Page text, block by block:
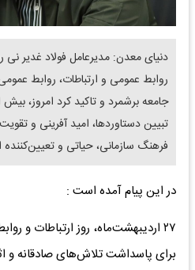
دنیای معدن: مدیرعامل فولاد غدیر نی
روابط عمومی و ارتباطات، روابط
جامعه برشمرد و تاکید کرد امروز،
تبیین دستاوردها، امید آفرینی و
فرهنگ سازمانی، حیاتی و
در این ‌پیام آمده است :
۲۷ اردیبهشت‌ماه، روز ارتباطات و
برای پاسداشت تلاش‌های صادقانه و